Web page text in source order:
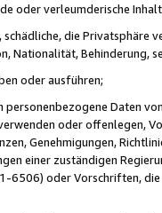
oder verleumderische
die Privatsphäre
Nationalität, Behinderung,
oder ausführen;
Daten
oder offenlegen,
Genehmigungen,
einer zuständigen
6506) oder Vorschriften,